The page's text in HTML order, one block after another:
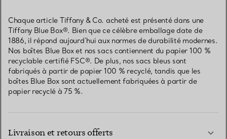
Chaque article Tiffany & Co. acheté est présenté dans une
Tiffany Blue Box®. Bien que ce célèbre emballage date de
1886, il répond aujourd’hui aux normes de durabilité modernes.
Nos boîtes Blue Box et nos sacs contiennent du papier 100 %
recyclable certifié FSC®. De plus, nos sacs bleus sont
fabriqués à partir de papier 100 % recyclé, tandis que les
boîtes Blue Box sont actuellement fabriquées à partir de
papier recyclé à 75 %.
Livraison et retours offerts